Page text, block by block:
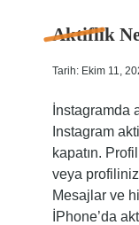
Aktiflik
Tarih: Ekim 11,
İnstagramda
Instagram
kapatın.
veya
Mesajlar ve
İPhone’da